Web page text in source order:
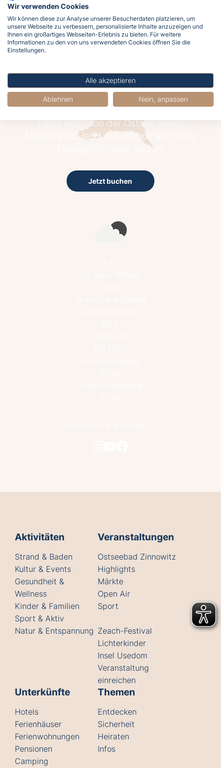
Jetzt
buchen
Lasst euch von der Ostsee rufen!
Meldet euch jetzt an und holt euch das
Meergefühl nach Hause!
Jetzt buchen
Aktivitäten
Strand & Baden
Kultur & Events
Gesundheit &
Wellness
Kinder & Familien
Sport & Aktiv
Natur & Entspannung
Veranstaltungen
Ostseebad Zinnowitz
Highlights
Märkte
Open Air
Sport
Zeach-Festival
Lichterkinder
Insel Usedom
Veranstaltung
einreichen
Unterkünfte
Hotels
Ferienhäuser
Ferienwohnungen
Pensionen
Camping
Themen
Entdecken
Sicherheit
Heiraten
Infos
Wir verwenden Cookies
Wir können diese zur Analyse unserer Besucherdaten platzieren, um
unsere Webseite zu verbessern, personalisierte Inhalte anzuzeigen und
Ihnen ein großartiges Webseiten-Erlebnis zu bieten. Für weitere
Informationen zu den von uns verwendeten Cookies öffnen Sie die
Einstellungen.
Alle akzeptieren
Ablehnen Nein, anpassen